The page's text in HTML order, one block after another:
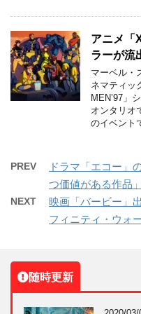
アニメ「
ラーが流
マーベル・
ネマティッ
MEN’97」
オンタリオ
のイベント
PREV
ドラマ「エコー」
つ価値がある作品
NEXT
映画「バービー」
フィニティ・ウォ
随時更新